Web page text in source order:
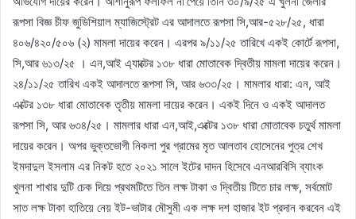
রূপসা বিজ্ঞ চীফ জুডিশিয়াল ম্যাজিস্ট্রেট এর আদালতে রূপসা সি,আর-৫২৮/২৫, ধারা
৪০৬/৪২০/৫০৬ (২) মামলা দায়ের করেন। এরপর ৯/১১/২৫ তারিখে একই কোর্টে রূপসা,
সি,আর ৬১৩/২৫ । এন,আই এ্যাক্টের ১৩৮ ধারা মোতাবেক দ্বিতীয় মামলা দায়ের করেন।
২৪/১১/২৫ তারিখ একই আদালতে রূপসা সি, আর ৬৩৩/২৫। মামলার ধারা: এন, আই
এক্টের ১৩৮ ধারা মোতাবেক তৃতীয় মামলা দায়ের করেন। একই দিনে ও একই আদালত
রূপসা সি, আর ৬৩৪/২৫। মামলার ধারা এন,আই,এক্টের ১৩৮ ধারা মোতাবেক চতুর্থ মামলা
দায়ের করেন। অপর ভুক্তভোগী নিকলা পুর গ্রামের মৃত আলতাব হোসেনের পুত্র শেখ
ইমদাদুল ইসলাম এর নিকট হতে ২০২১ সালে ইটের দাদন হিসেবে এনআরবিসি ব্যাংক
খুলনা শাখার দুটি চেক দিয়ে প্রথমটিতে তিন লক্ষ টাকা ও দ্বিতীয় টিতে চার লক্ষ, সর্বমোট
সাত লক্ষ টাকা হাতিয়ে নেয় ইট-ভাটার মৌসুমী এক লক্ষ দশ হাজার ইট প্রদান করবেন এই